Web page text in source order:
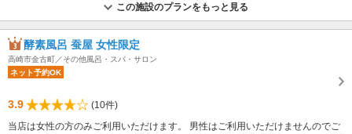
この施設のプランをもっと見る
酵素風呂 蚕屋 女性限定
高崎市金古町／その他風呂・スパ・サロン
ネット予約OK
3.9
(10件)
当店は女性の方のみご利用いただけます。 男性はご利用いただけませんのでご